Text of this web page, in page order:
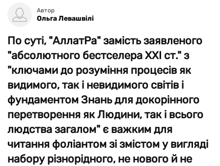
Автор
Ольга Левашвілі
По суті, "АллатРа" замість заявленого
"абсолютного бестселера XXI ст." з
"ключами до розуміння процесів як
видимого, так і невидимого світів і
фундаментом Знань для докорінного
перетворення як Людини, так і всього
людства загалом" є важким для
читання фоліантом зі змістом у вигляді
набору різнорідного, не нового й не